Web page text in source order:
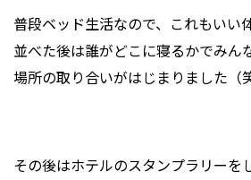
普段ベッド生活なので、これもいい
並べた後は誰がどこに寝るかでみん
場所の取り合いがはじまりました（笑
その後はホテルのスタンプラリーを